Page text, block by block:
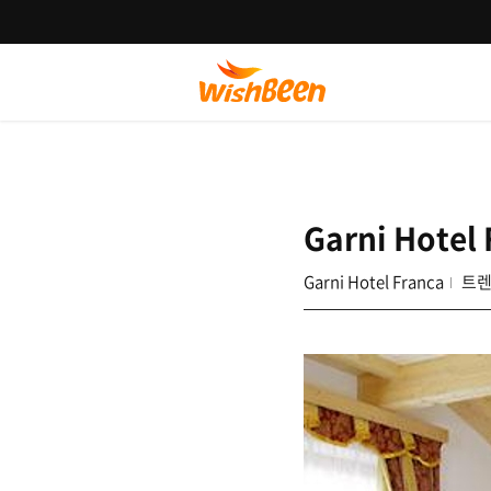
Garni Hotel
Garni Hotel Franca 트